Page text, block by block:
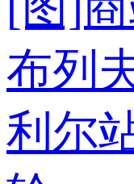
布列
利尔